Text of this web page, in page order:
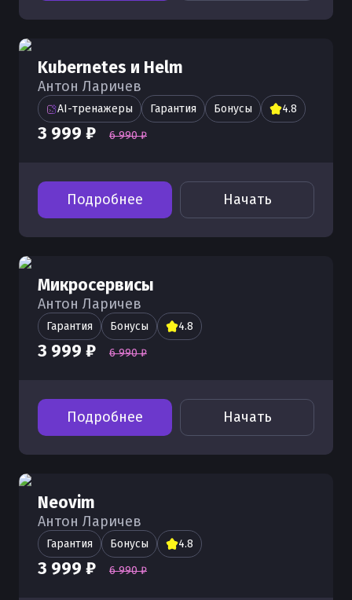
Kubernetes и Helm
Антон Ларичев
AI-тренажеры Гарантия Бонусы 4.8
3 999 ₽ 6 990 ₽
Подробнее Начать
Микросервисы
Антон Ларичев
Гарантия Бонусы 4.8
3 999 ₽ 6 990 ₽
Подробнее Начать
Neovim
Антон Ларичев
Гарантия Бонусы 4.8
3 999 ₽ 6 990 ₽